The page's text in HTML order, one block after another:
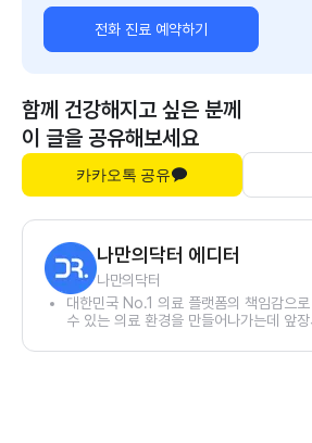
전화 진료 예약하기
함께 건강해지고 싶은 분께
이 글을 공유해보세요
카카오톡 공유
나만의닥터 에디터
나만의닥터
대한민국 No.1 의료 플랫폼의 책임감으
수 있는 의료 환경을 만들어나가는데 앞